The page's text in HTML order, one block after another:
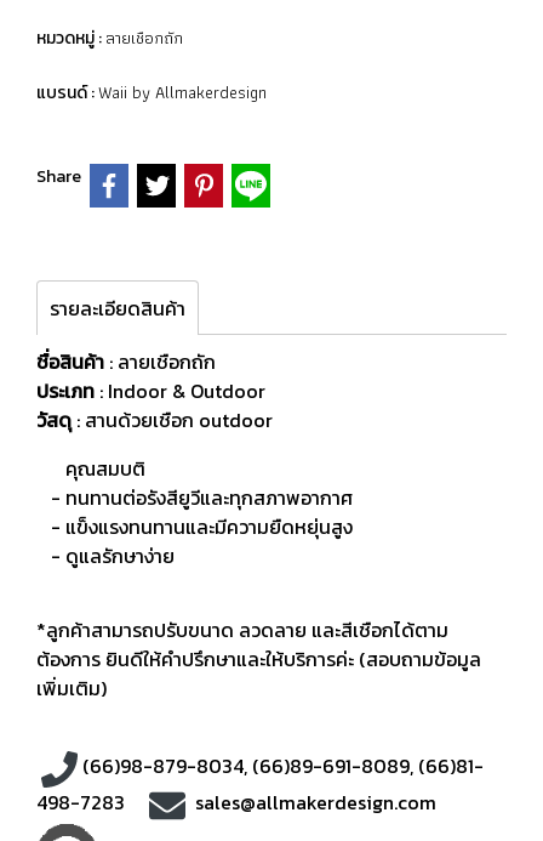
หมวดหมู่ :ลายเชือกถัก
แบรนด์ :Waii by Allmakerdesign
Share
รายละเอียดสินค้า
ชื่อสินค้า : ลายเชือกถัก
ประเภท : Indoor & Outdoor
วัสดุ: สานด้วยเชือก outdoor
คุณสมบติ
- ทนทานต่อรังสียูวีและทุกสภาพอากาศ
- แข็งแรงทนทานและมีความยืดหยุ่นสูง
- ดูแลรักษาง่าย
*ลูกค้าสามารถปรับขนาด ลวดลาย และสีเชือกได้ตาม
ต้องการ ยินดีให้คำปรึกษาและให้บริการค่ะ (สอบถามข้อมูล
เพิ่มเติม)
(66)98-879-8034, (66)89-691-8089, (66)81-
498-7283
sales@allmakerdesign.com